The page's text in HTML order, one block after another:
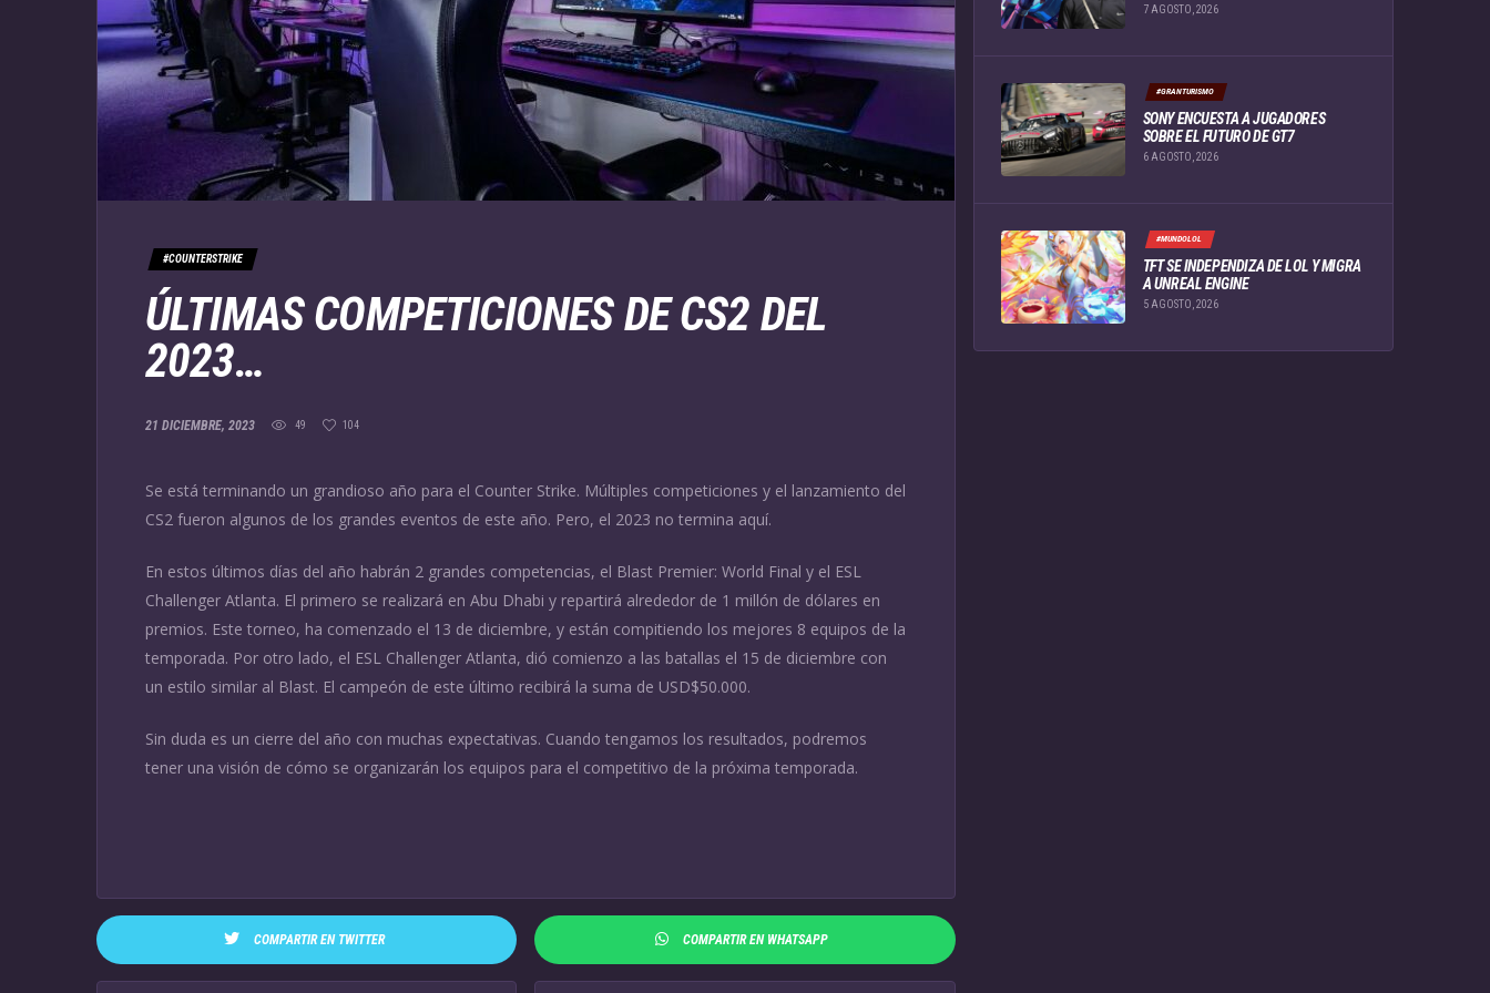
#COUNTERSTRIKE
ÚLTIMAS COMPETICIONES DE CS2 DEL
2023…
21 DICIEMBRE, 2023 49 104
Se está terminando un grandioso año para el Counter Strike. Múltiples competiciones y el lanzamiento del
CS2 fueron algunos de los grandes eventos de este año. Pero, el 2023 no termina aquí.
En estos últimos días del año habrán 2 grandes competencias, el Blast Premier: World Final y el ESL
Challenger Atlanta. El primero se realizará en Abu Dhabi y repartirá alrededor de 1 millón de dólares en
premios. Este torneo, ha comenzado el 13 de diciembre, y están compitiendo los mejores 8 equipos de la
temporada. Por otro lado, el ESL Challenger Atlanta, dió comienzo a las batallas el 15 de diciembre con
un estilo similar al Blast. El campeón de este último recibirá la suma de USD$50.000.
Sin duda es un cierre del año con muchas expectativas. Cuando tengamos los resultados, podremos
tener una visión de cómo se organizarán los equipos para el competitivo de la próxima temporada.
COMPARTIR EN TWITTER COMPARTIR EN WHATSAPP
7 AGOSTO, 2026
#GRANTURISMO
SONY ENCUESTA A JUGADORES
SOBRE EL FUTURO DE GT7
6 AGOSTO, 2026
#MUNDOLOL
TFT SE INDEPENDIZA DE LOL Y MIGRA
A UNREAL ENGINE
5 AGOSTO, 2026